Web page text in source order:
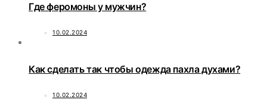
Где феромоны у мужчин?
10.02.2024
Как сделать так чтобы одежда пахла духами?
10.02.2024